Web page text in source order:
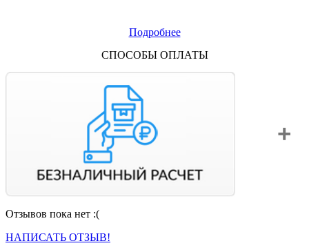
Подробнее
СПОСОБЫ ОПЛАТЫ
Вы можете оплатить свой заказ по безналичному расчету
счет на оплату.
Отзывов пока нет :(
НАПИСАТЬ ОТЗЫВ!